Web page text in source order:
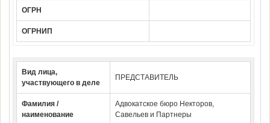
ОГРН
ОГРНИП
Вид лица,
участвующего в деле
ПРЕДСТАВИТЕЛЬ
Фамилия /
наименование
Адвокатское бюро Некторов,
Савельев и Партнеры